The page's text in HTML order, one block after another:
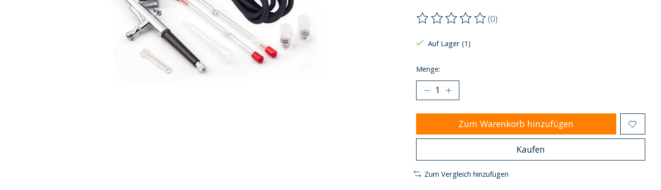
Die Bewertung dieses Produkts ist
(0)
Auf Lager (1)
Menge:
Zum Warenkorb hinzufügen
Kaufen
Zum Vergleich hinzufügen